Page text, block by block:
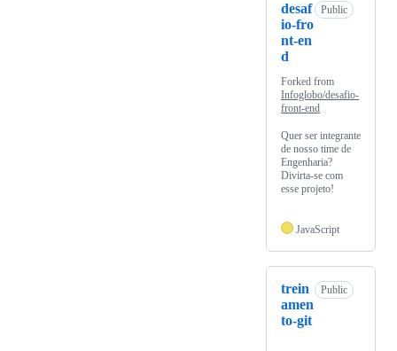
desaf
io-fro
nt-en
d
Public
Forked from
Infoglobo/desafio-
front-end
Quer ser integrante
de nosso time de
Engenharia?
Divirta-se com
esse projeto!
JavaScript
trein
amen
to-git
Public